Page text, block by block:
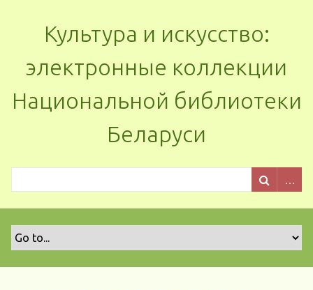
Культура и искусство:
электронные коллекции
Национальной библиотеки
Беларуси